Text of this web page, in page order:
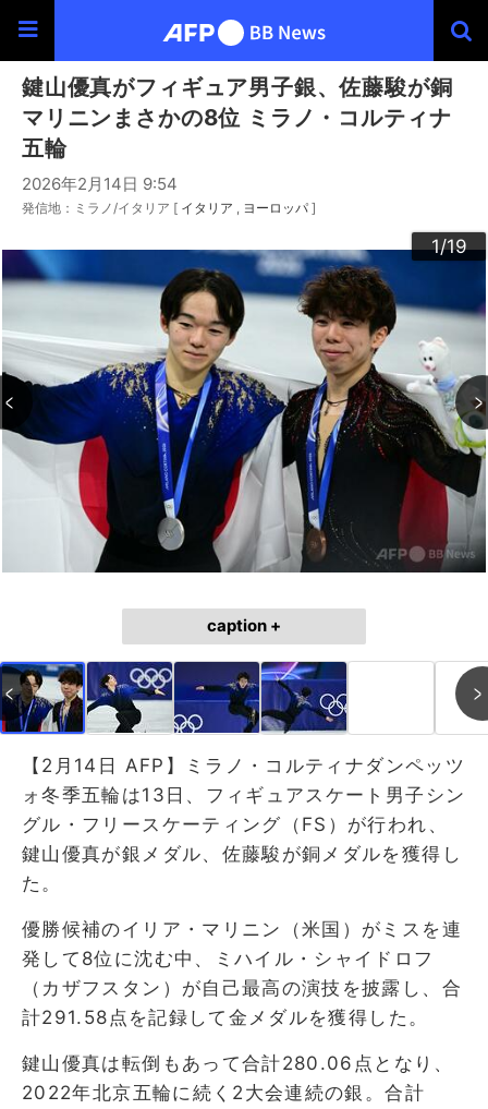
鍵山優真がフィギュア男子銀、佐藤駿が銅
マリニンまさかの8位 ミラノ・コルティナ
五輪
2026年2月14日 9:54
発信地：ミラノ/イタリア [ イタリア ヨーロッパ ]
1/19
2/19
3/19
4/19
5/19
6/19
7/19
8/19
9/19
10/19
11/19
12/19
13/19
14/19
15/19
16/19
17/19
18/19
19/19
caption +
【2月14日 AFP】ミラノ・コルティナダンペッツ
ォ冬季五輪は13日、フィギュアスケート男子シン
グル・フリースケーティング（FS）が行われ、
鍵山優真が銀メダル、佐藤駿が銅メダルを獲得し
た。
優勝候補のイリア・マリニン（米国）がミスを連
発して8位に沈む中、ミハイル・シャイドロフ
（カザフスタン）が自己最高の演技を披露し、合
計291.58点を記録して金メダルを獲得した。
鍵山優真は転倒もあって合計280.06点となり、
2022年北京五輪に続く2大会連続の銀。合計